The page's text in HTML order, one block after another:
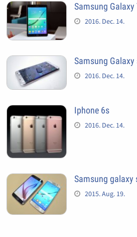
Samsung Galaxy
2016. Dec. 14.
Samsung Galaxy
2016. Dec. 14.
Iphone 6s
2016. Dec. 14.
Samsung galaxy
2015. Aug. 19.